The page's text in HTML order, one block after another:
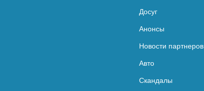
Досуг
Анонсы
Новости партнеров
Авто
Скандалы